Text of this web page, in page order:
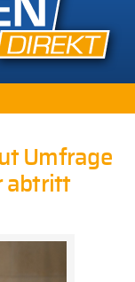
Umfrage
abtritt